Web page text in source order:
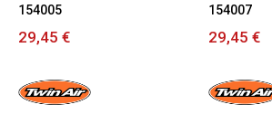
154005
29,45 €
154007
29,45 €